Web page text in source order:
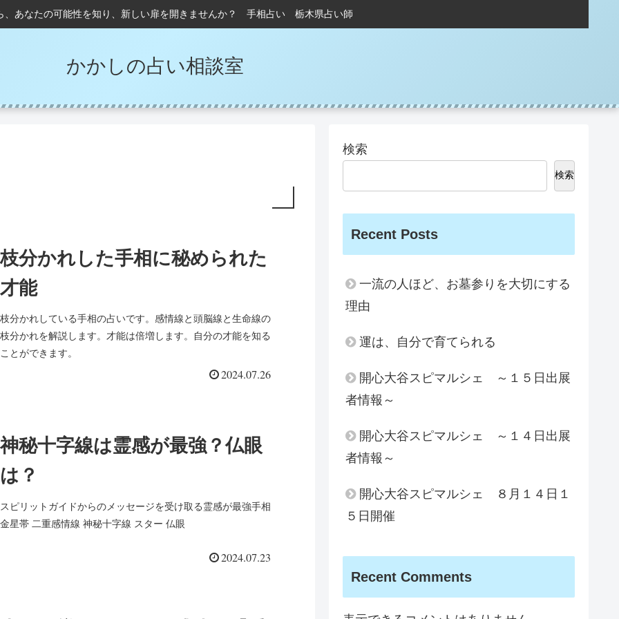
、あなたの可能性を知り、新しい扉を開きませんか？ 手相占い 栃木県占い師
かかしの占い相談室
枝分かれした手相に秘められた
才能
枝分かれしている手相の占いです。感情線と頭脳線と生命線の
枝分かれを解説します。才能は倍増します。自分の才能を知る
ことができます。
2024.07.26
神秘十字線は霊感が最強？仏眼
は？
スピリットガイドからのメッセージを受け取る霊感が最強手相
金星帯 二重感情線 神秘十字線 スター 仏眼
2024.07.23
検索
検索
Recent Posts
一流の人ほど、お墓参りを大切にする
理由
運は、自分で育てられる
開心大谷スピマルシェ ～１５日出展
者情報～
開心大谷スピマルシェ ～１４日出展
者情報～
開心大谷スピマルシェ ８月１４日１
５日開催
Recent Comments